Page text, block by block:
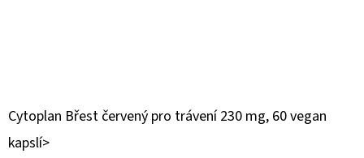
Cytoplan Břest červený pro trávení 230 mg, 60 vegan
kapslí>